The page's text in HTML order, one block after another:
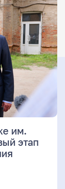
им.
этап